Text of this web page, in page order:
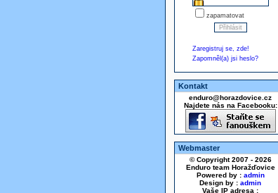
zapamatovat
Zaregistruj se, zde!
Zapomněl(a) jsi heslo?
Kontakt
enduro@horazdovice.cz
Najdete nás na Facebooku:
Webmaster
© Copyright 2007 - 2026
Enduro team Horažďovice
Powered by : admin
Design by : admin
Vaše IP adresa :